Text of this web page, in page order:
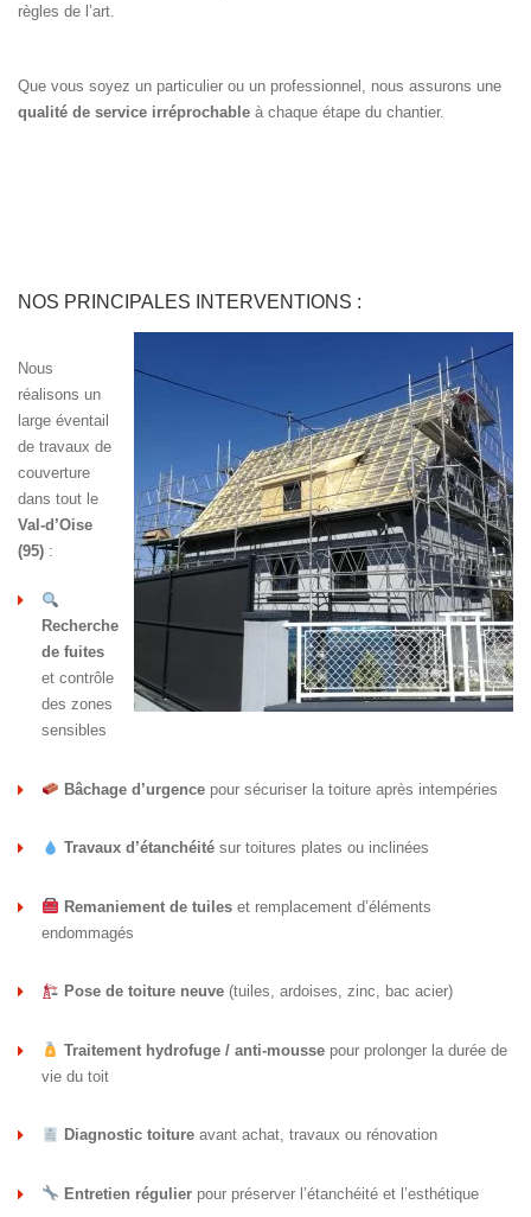
règles de l’art.
Que vous soyez un particulier ou un professionnel, nous assurons une
qualité de service irréprochable à chaque étape du chantier.
NOS PRINCIPALES INTERVENTIONS :
Nous
réalisons un
large éventail
de travaux de
couverture
dans tout le
Val-d’Oise
(95) :
Recherche
de fuites
et contrôle
des zones
sensibles
Bâchage d’urgencepour sécuriser la toiture après intempéries
Travaux d’étanchéitésur toitures plates ou inclinées
Remaniement de tuileset remplacement d’éléments
endommagés
Pose de toiture neuve(tuiles, ardoises, zinc, bac acier)
Traitement hydrofuge / anti-moussepour prolonger la durée de
vie du toit
Diagnostic toitureavant achat, travaux ou rénovation
Entretien régulierpour préserver l’étanchéité et l’esthétique